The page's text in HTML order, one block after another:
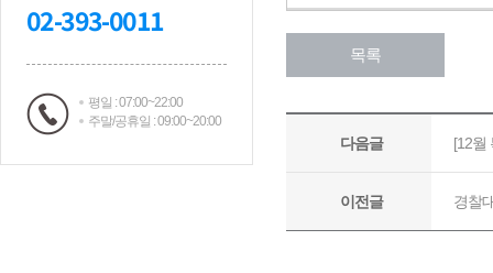
02-393-0011
평일 : 07:00~22:00
주말/공휴일 : 09:00~20:00